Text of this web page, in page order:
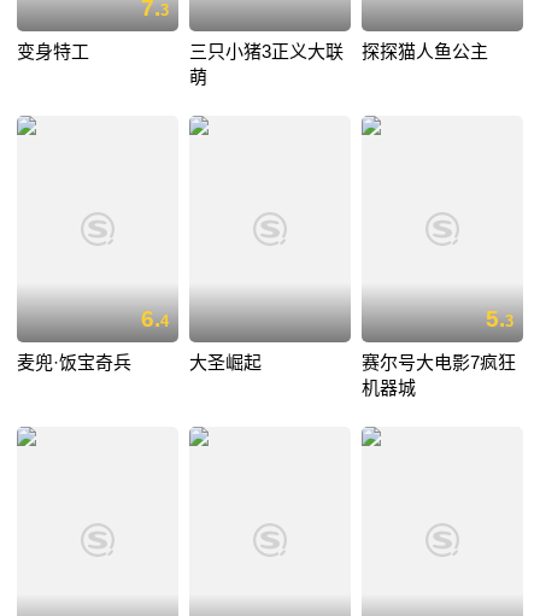
7.3
变身特工
三只小猪3正义大联
萌
探探猫人鱼公主
6.4
麦兜·饭宝奇兵 大圣崛起
5.3
赛尔号大电影7疯狂
机器城